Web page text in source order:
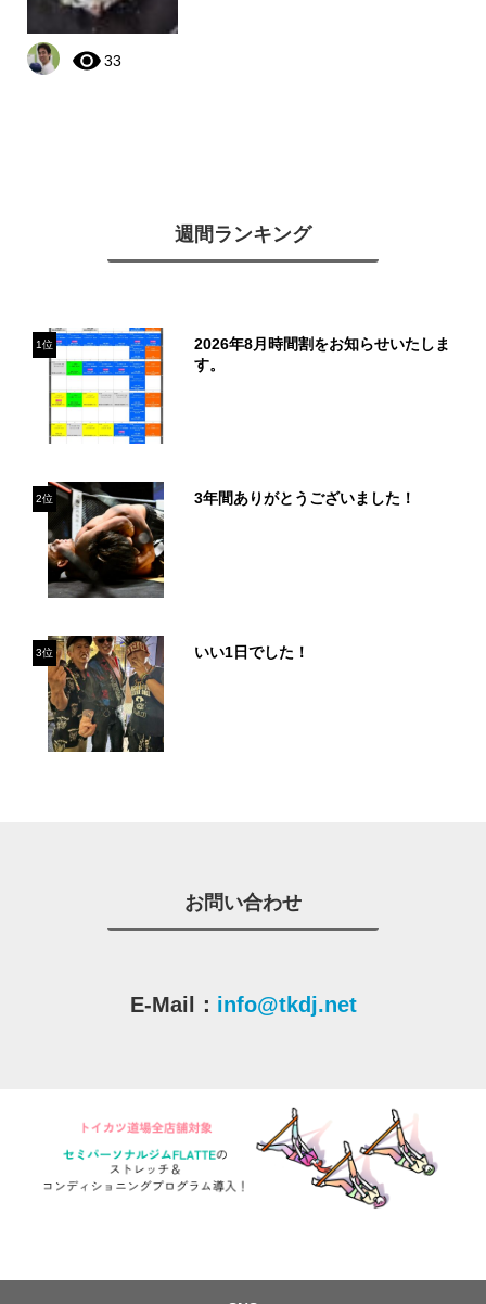
33
週間ランキング
1位
2026年8月時間割をお知らせいたしま
す。
2位 3年間ありがとうございました！
3位 いい1日でした！
お問い合わせ
E-Mail： info@tkdj.net